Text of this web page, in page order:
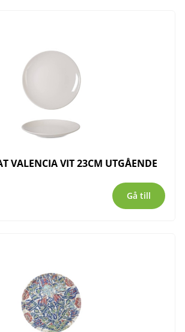
VALENCIA VIT 23CM UTGÅENDE
Gå till